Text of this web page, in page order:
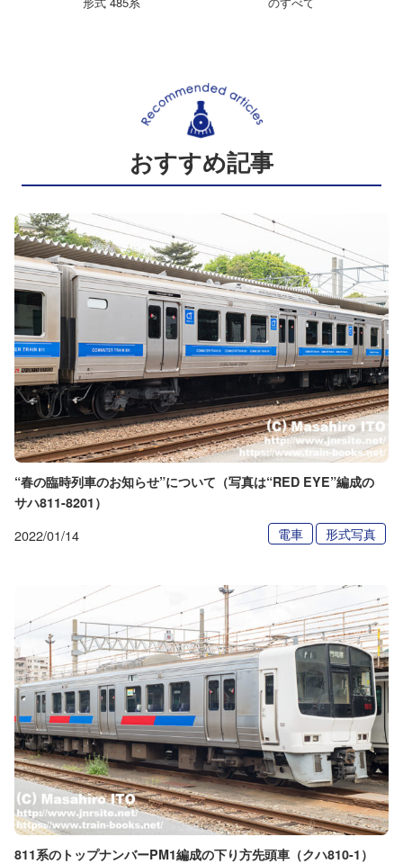
おすすめ記事
“春の臨時列車のお知らせ”について（写真は“RED EYE”編成の
サハ811-8201）
2022/01/14 電車 形式写真
811系のトップナンバーPM1編成の下り方先頭車（クハ810-1）